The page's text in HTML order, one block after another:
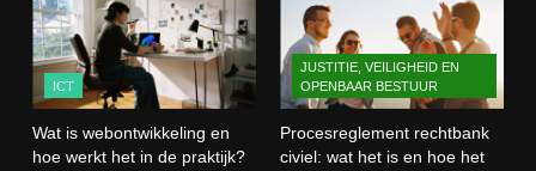
Wat is webontwikkeling en hoe
werkt het in de praktijk?
ICT
4
Procesreglement rechtbank civiel:
ICT
Wat is webontwikkeling en
hoe werkt het in de praktijk?
JUSTITIE, VEILIGHEID EN
OPENBAAR BESTUUR
Procesreglement rechtbank
civiel: wat het is en hoe het